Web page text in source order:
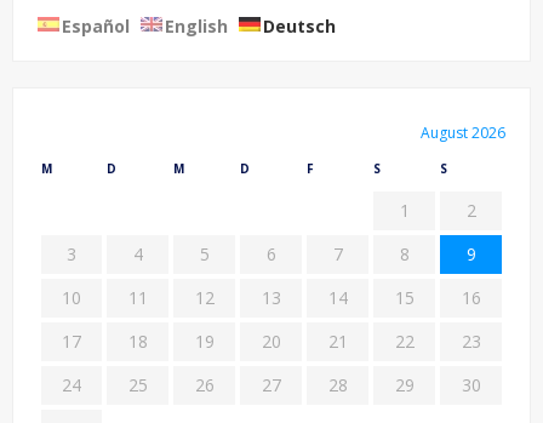
Español English Deutsch
August 2026
M D M D F S S
1
2
3
4 5 6 7 8
9
10
11 12 13 14 15
16
17
18 19 20 21 22
23
24
25 26 27 28 29
30